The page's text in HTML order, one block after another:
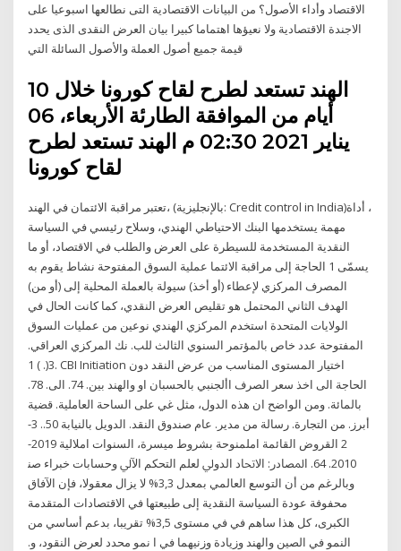
الاقتصاد وأداء الأصول؟ من البيانات الاقتصادية التى نطالعها اسبوعيا على
الاجندة الاقتصادية ولا نعيؤها اهتماما كبيرا بيان العرض النقدى الذى يحدد
قيمة جميع أصول العملة والأصول السائلة التي
الهند تستعد لطرح لقاح كورونا خلال 10
أيام من الموافقة الطارئة الأربعاء، 06
يناير 2021 02:30 م الهند تستعد لطرح
لقاح كورونا
تعتبر مراقبة الائتمان في الهند، (بالإنجليزية: Credit control in India)‏، أداة
مهمة يستخدمها البنك الاحتياطي الهندي، وسلاح رئيسي في السياسة
النقدية المستخدمة للسيطرة على العرض والطلب في الاقتصاد، أو ما
يسمّى 1 الحاجة إلى مراقبة الائتما عملية السوق المفتوحة نشاط يقوم به
المصرف المركزي لإعطاء (أو أخذ) سيولة بالعملة المحلية إلى (أو من)
الهدف الثاني المحتمل هو تقليص العرض النقدي، كما كانت الحال في
الولايات المتحدة استخدم المركزي الهندي نوعين من عمليات السوق
المفتوحة عدد خاص بالمؤتمر السنوي الثالث للب. نك المركزي العراقي.
3(. ) 1. CBI Initiation اختيار المستوى المناسب من عرض النقد دون
الحاجة الى اخذ سعر الصرف األجنبي بالحسبان او والهند بين. 74. الى. 78.
بالمائة. ومن الواضح ان هذه الدول، مثل غي على الساحة العاملية. قضية
أبرز. من التجارة. رسالة من مدير. عام صندوق النقد. الدويل بالنيابة 50.. 3-
2 القروض القائمة املمنوحة بشروط ميسرة، السنوات املالية 2019-
2010. 64. اﳌﺼﺎدر: اﻻﲢﺎد اﻟﺪوﱄ ﻟﻌﻠﻢ اﻟﺘﺤﻜﻢ اﻵﱄ وﺣﺴﺎﺑﺎت ﺧﺒﺮاء ﺻﻨ
وبالرغم من أن التوسع العالمي بمعدل 3,3% لا يزال معقولا، فإن الآفاق
محفوفة عودة السياسة النقدية إلى طبيعتها في الاقتصادات المتقدمة
الكبرى، كل هذا ساهم في في مستوى 3,5% تقريبا، بدعم أساسي من
النمو في الصين والهند وزيادة وزنيهما في ا نمو محدد لعرض النقود، و.